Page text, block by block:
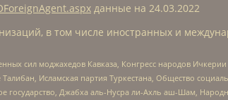
данные на 24.03.2022
в том числе иностранных и
сил моджахедов Кавказа, Конгресс народов Ичкерии
Исламская партия Туркестана, Общество
государство, Джабха аль-Нусра ли-Ахль аш-Шам,